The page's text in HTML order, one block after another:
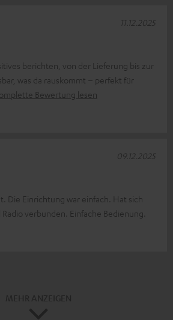
berichten, von der Lieferung bis zur
was da rauskommt – perfekt für
Bewertung lesen
11.12.2025
Die Einrichtung war einfach. Hat sich
verbunden. Einfache Bedienung.
09.12.2025